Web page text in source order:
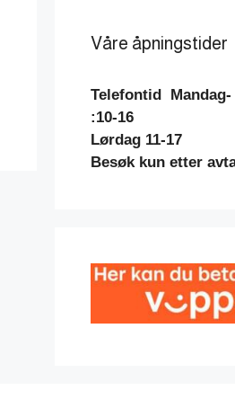
Våre åpningstider
Telefontid
:10-16
Lørdag 11-17
Besøk kun etter